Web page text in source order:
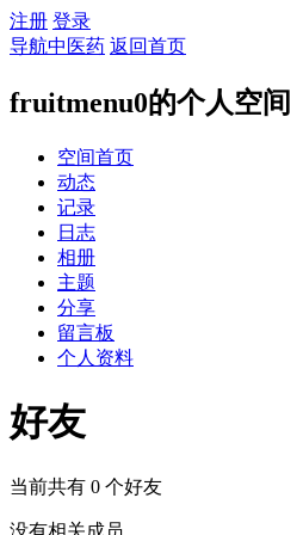
注册 登录
导航中医药 返回首页
fruitmenu0的个人空间
空间首页
动态
记录
日志
相册
主题
分享
留言板
个人资料
好友
当前共有 0 个好友
没有相关成员